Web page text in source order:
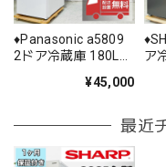
♦️Panasonic a5809
2ドア冷蔵庫 180L
¥45,000
ア
最近